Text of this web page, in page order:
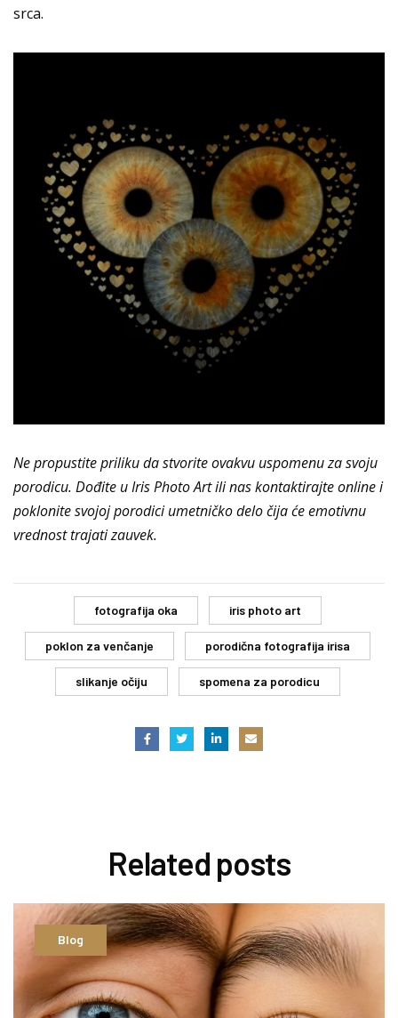
srca.
Ne propustite priliku da stvorite ovakvu uspomenu za svoju
porodicu. Dođite u Iris Photo Art ili naskontaktirajte onlinei
poklonite svojoj porodici umetničko delo čija će emotivnu
vrednost trajati zauvek.
fotografija oka iris photo art
poklon za venčanje porodična fotografija irisa
slikanje očiju spomena za porodicu
Related posts
Blog